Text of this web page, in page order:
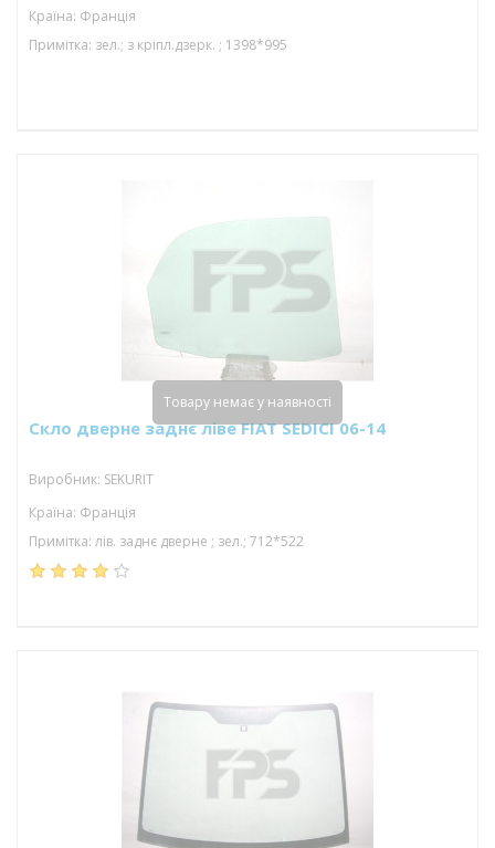
Країна: Франція
Примітка: зел.; з кріпл.дзерк. ; 1398*995
Скло дверне заднє ліве FIAT SEDICI 06-14
Виробник: SEKURIT
Країна: Франція
Примітка: лів. заднє дверне ; зел.; 712*522
Товару немає у наявності